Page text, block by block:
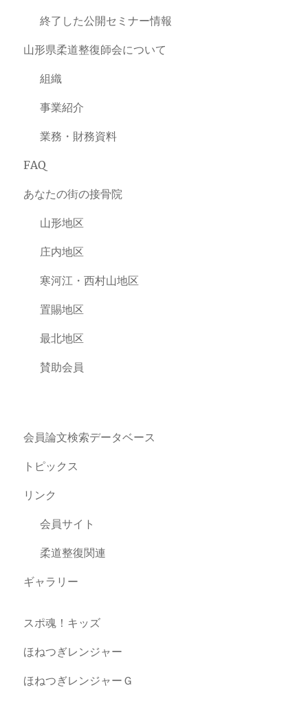
終了した公開セミナー情報
山形県柔道整復師会について
組織
事業紹介
業務・財務資料
FAQ
あなたの街の接骨院
山形地区
庄内地区
寒河江・西村山地区
置賜地区
最北地区
賛助会員
会員論文検索データベース
トピックス
リンク
会員サイト
柔道整復関連
ギャラリー
スポ魂！キッズ
ほねつぎレンジャー
ほねつぎレンジャーＧ